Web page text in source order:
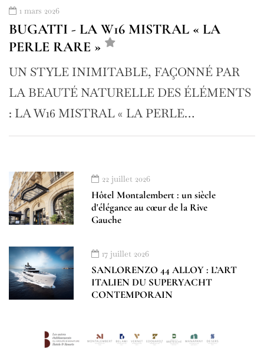
1 mars 2026
BUGATTI - LA W16 MISTRAL « LA
PERLE RARE »
UN STYLE INIMITABLE, FAÇONNÉ PAR
LA BEAUTÉ NATURELLE DES ÉLÉMENTS
: LA W16 MISTRAL « LA PERLE…
22 juillet 2026
Hôtel Montalembert : un siècle
d'élégance au cœur de la Rive
Gauche
17 juillet 2026
SANLORENZO 44 ALLOY : L’ART
ITALIEN DU SUPERYACHT
CONTEMPORAIN